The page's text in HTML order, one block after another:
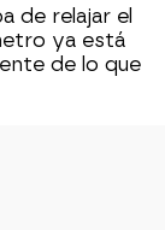
de relajar el
ya está
de lo que